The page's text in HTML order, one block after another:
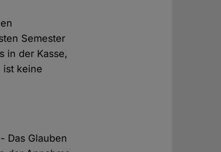
Semester
in der Kasse,
ist keine
Das Glauben